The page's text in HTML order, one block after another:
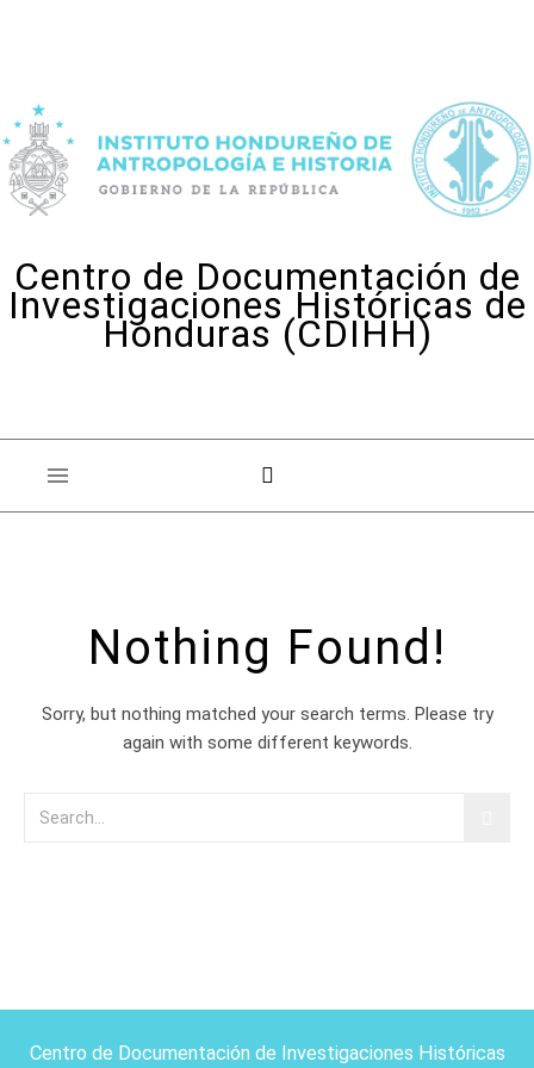
Centro de Documentación de
Investigaciones Históricas de
Honduras (CDIHH)
Nothing Found!
Sorry, but nothing matched your search terms. Please try
again with some different keywords.
Centro de Documentación de Investigaciones Históricas